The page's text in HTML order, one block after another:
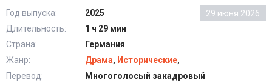
29 июня 2026
Год выпуска:
2025
Длительность:
1 ч 29 мин
Страна:
Германия
Жанр:
Драма, Исторические,
Перевод:
Многоголосый закадровый